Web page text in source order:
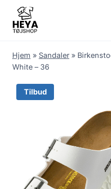
content
Hjem » Sandaler »
White – 36
Tilbud